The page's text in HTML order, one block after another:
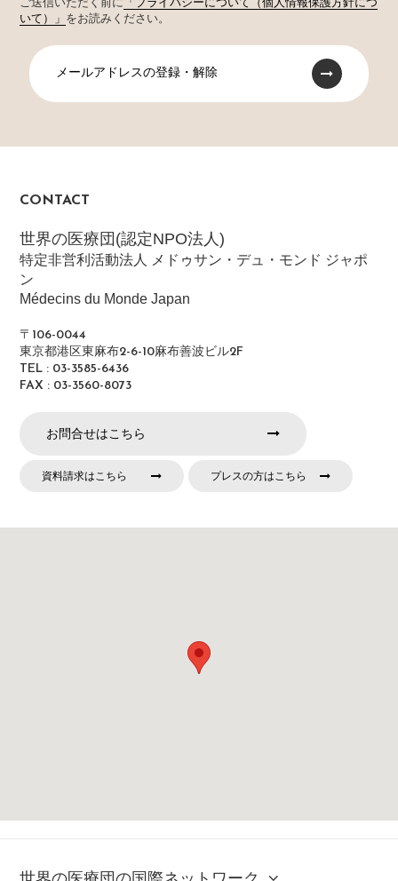
ご送信いただく前に
「プライバシーについて（個人情報保護方針につ
いて）」 をお読みください。
メールアドレスの登録・解除
CONTACT
世界の医療団(認定NPO法人)
特定非営利活動法人 メドゥサン・デュ・モンド ジャポ
ン
Médecins du Monde Japan
〒106-0044
東京都港区東麻布2-6-10麻布善波ビル2F
TEL : 03-3585-6436
FAX : 03-3560-8073
お問合せはこちら
資料請求はこちら プレスの方はこちら